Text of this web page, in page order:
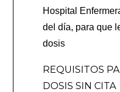
Hospital
del día, para que
dosis
REQUISITOS
DOSIS SIN CITA